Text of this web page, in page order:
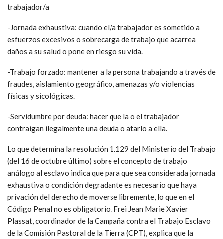
trabajador/a
-Jornada exhaustiva: cuando el/a trabajador es sometido a
esfuerzos excesivos o sobrecarga de trabajo que acarrea
daños a su salud o pone en riesgo su vida.
-Trabajo forzado: mantener a la persona trabajando a través de
fraudes, aislamiento geográfico, amenazas y/o violencias
físicas y sicológicas.
-Servidumbre por deuda: hacer que la o el trabajador
contraigan ilegalmente una deuda o atarlo a ella.
Lo que determina la resolución 1.129 del Ministerio del Trabajo
(del 16 de octubre último) sobre el concepto de trabajo
análogo al esclavo indica que para que sea considerada jornada
exhaustiva o condición degradante es necesario que haya
privación del derecho de moverse libremente, lo que en el
Código Penal no es obligatorio. Frei Jean Marie Xavier
Plassat, coordinador de la Campaña contra el Trabajo Esclavo
de la Comisión Pastoral de la Tierra (CPT), explica que la